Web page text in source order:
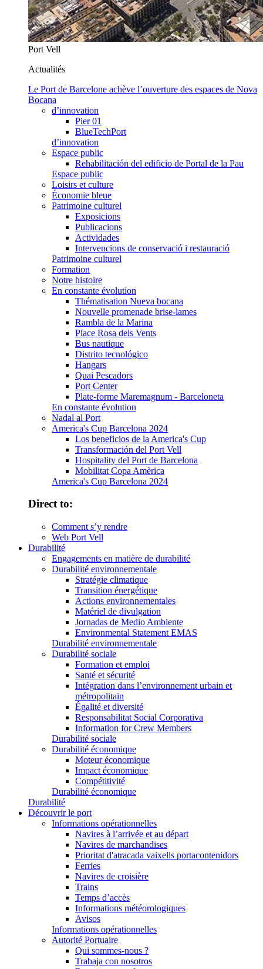
Port Vell
Actualités
Le Port de Barcelone achève l’ouverture des espaces de Nova
Bocana
d’innovation
Pier 01
BlueTechPort
d’innovation
Espace public
Rehabilitación del edificio de Portal de la Pau
Espace public
Loisirs et culture
Économie bleue
Patrimoine culturel
Exposicions
Publicacions
Actividades
Intervencions de conservació i restauració
Patrimoine culturel
Formation
Notre histoire
En constante évolution
Thématisation Nueva bocana
Nouvelle promenade brise-lames
Rambla de la Marina
Place Rosa dels Vents
Bus nautique
Distrito tecnológico
Hangars
Quai Pescadors
Port Center
Plate-forme Maremagnum - Barceloneta
En constante évolution
Nadal al Port
America's Cup Barcelona 2024
Los beneficios de la America's Cup
Transformación del Port Vell
Hospitality del Port de Barcelona
Mobilitat Copa Amèrica
America's Cup Barcelona 2024
Direct to:
Comment s’y rendre
Web Port Vell
Durabilité
Engagements en matière de durabilité
Durabilité environnementale
Stratégie climatique
Transition énergétique
Actions environnementales
Matériel de divulgation
Jornadas de Medio Ambiente
Environmental Statement EMAS
Durabilité environnementale
Durabilité sociale
Formation et emploi
Santé et sécurité
Intégration dans l’environnement urbain et
métropolitain
Égalité et diversité
Responsabilitat Social Corporativa
Information for Crew Members
Durabilité sociale
Durabilité économique
Moteur économique
Impact économique
Compétitivité
Durabilité économique
Durabilité
Découvrir le port
Informations opérationnelles
Navires à l’arrivée et au départ
Navires de marchandises
Prioritat d'atracada vaixells portacontenidors
Ferries
Navires de croisière
Trains
Temps d’accès
Informations météorologiques
Avisos
Informations opérationnelles
Autorité Portuaire
Qui sommes-nous ?
Trabaja con nosotros